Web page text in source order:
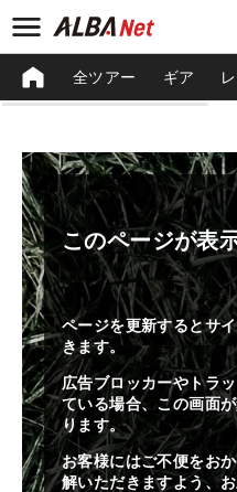
全ツアー ギア
このページが表
ページを更新するとサ
きます。
広告ブロッカーやトラ
ている場合、この画面
ります。
お客様にはご不便をお
解いただきますよう、